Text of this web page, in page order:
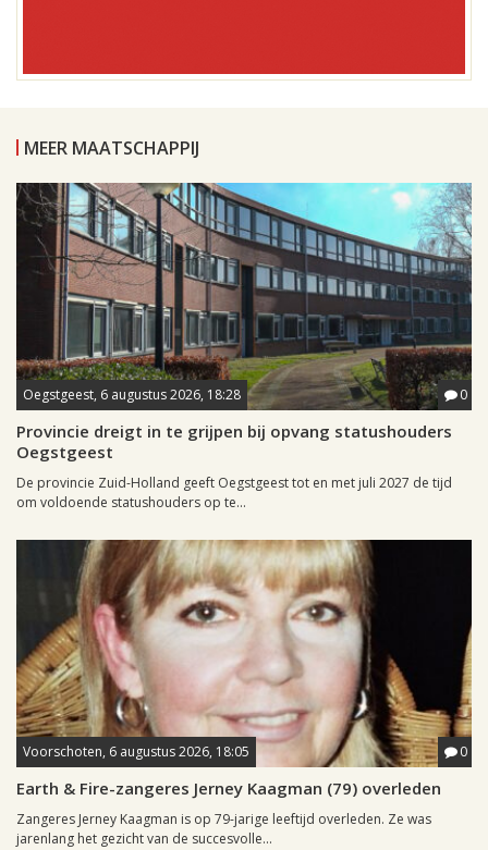
MEER MAATSCHAPPIJ
Oegstgeest, 6 augustus 2026, 18:28 0
Provincie dreigt in te grijpen bij opvang statushouders
Oegstgeest
De provincie Zuid-Holland geeft Oegstgeest tot en met juli 2027 de tijd
om voldoende statushouders op te...
Voorschoten, 6 augustus 2026, 18:05 0
Earth & Fire-zangeres Jerney Kaagman (79) overleden
Zangeres Jerney Kaagman is op 79-jarige leeftijd overleden. Ze was
jarenlang het gezicht van de succesvolle...